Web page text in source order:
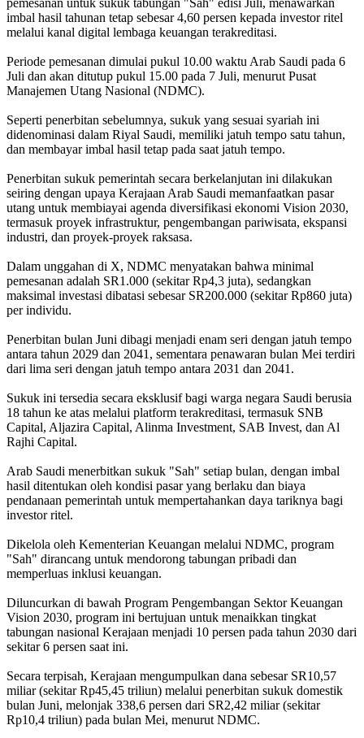
imbal hasil tahunan tetap sebesar 4,60 persen kepada investor ritel
melalui kanal digital lembaga keuangan terakreditasi.
Periode pemesanan dimulai pukul 10.00 waktu Arab Saudi pada 6
Juli dan akan ditutup pukul 15.00 pada 7 Juli, menurut Pusat
Manajemen Utang Nasional (NDMC).
Seperti penerbitan sebelumnya, sukuk yang sesuai syariah ini
didenominasi dalam Riyal Saudi, memiliki jatuh tempo satu tahun,
dan membayar imbal hasil tetap pada saat jatuh tempo.
Penerbitan sukuk pemerintah secara berkelanjutan ini dilakukan
seiring dengan upaya Kerajaan Arab Saudi memanfaatkan pasar
utang untuk membiayai agenda diversifikasi ekonomi Vision 2030,
termasuk proyek infrastruktur, pengembangan pariwisata, ekspansi
industri, dan proyek-proyek raksasa.
Dalam unggahan di X, NDMC menyatakan bahwa minimal
pemesanan adalah SR1.000 (sekitar Rp4,3 juta), sedangkan
maksimal investasi dibatasi sebesar SR200.000 (sekitar Rp860 juta)
per individu.
Penerbitan bulan Juni dibagi menjadi enam seri dengan jatuh tempo
antara tahun 2029 dan 2041, sementara penawaran bulan Mei terdiri
dari lima seri dengan jatuh tempo antara 2031 dan 2041.
Sukuk ini tersedia secara eksklusif bagi warga negara Saudi berusia
18 tahun ke atas melalui platform terakreditasi, termasuk SNB
Capital, Aljazira Capital, Alinma Investment, SAB Invest, dan Al
Rajhi Capital.
Arab Saudi menerbitkan sukuk "Sah" setiap bulan, dengan imbal
hasil ditentukan oleh kondisi pasar yang berlaku dan biaya
pendanaan pemerintah untuk mempertahankan daya tariknya bagi
investor ritel.
Dikelola oleh Kementerian Keuangan melalui NDMC, program
"Sah" dirancang untuk mendorong tabungan pribadi dan
memperluas inklusi keuangan.
Diluncurkan di bawah Program Pengembangan Sektor Keuangan
Vision 2030, program ini bertujuan untuk menaikkan tingkat
tabungan nasional Kerajaan menjadi 10 persen pada tahun 2030 dari
sekitar 6 persen saat ini.
Secara terpisah, Kerajaan mengumpulkan dana sebesar SR10,57
miliar (sekitar Rp45,45 triliun) melalui penerbitan sukuk domestik
bulan Juni, melonjak 338,6 persen dari SR2,42 miliar (sekitar
Rp10,4 triliun) pada bulan Mei, menurut NDMC.